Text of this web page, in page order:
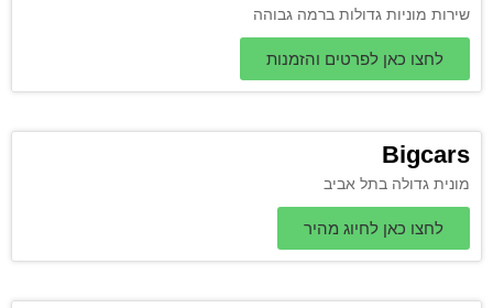
שירות מוניות גדולות ברמה גבוהה
לחצו כאן לפרטים והזמנות
Bigcars
מונית גדולה בתל אביב
לחצו כאן לחיוג מהיר